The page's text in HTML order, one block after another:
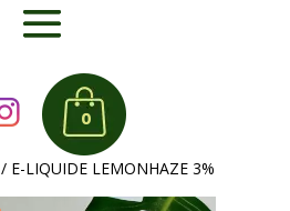
0
/ E-LIQUIDE LEMONHAZE 3%